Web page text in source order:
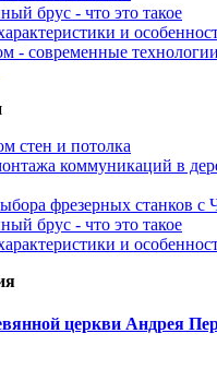
брус - что это такое
и
- современные технологии
стен и потолка
коммуникаций в
фрезерных станков
брус - что это такое
и
церкви Андрея